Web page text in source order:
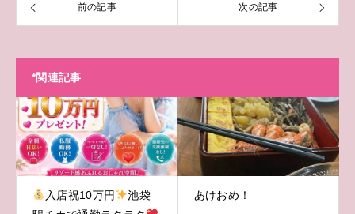
前の記事 次の記事
*関連記事
入店祝10万円
池袋
あけおめ！